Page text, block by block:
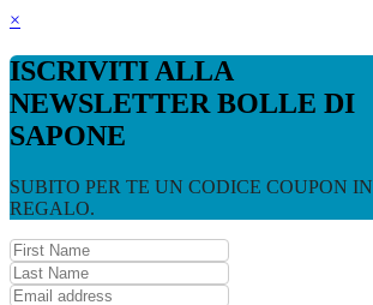
×
ISCRIVITI ALLA
NEWSLETTER BOLLE DI
SAPONE
SUBITO PER TE UN CODICE COUPON IN
REGALO.